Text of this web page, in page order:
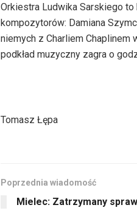
Orkiestra Ludwika Sarskiego
kompozytorów: Damiana
niemych z Charliem Chaplinem
podkład muzyczny zagra o
Tomasz Łępa
Poprzednia wiadomość
Mielec: Zatrzymany